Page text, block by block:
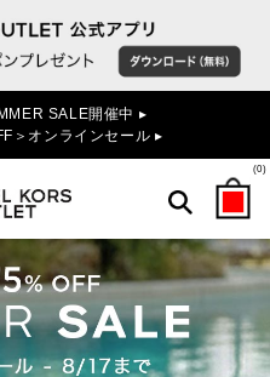
SALE開催中 ▸
＞オンラインセール ▸
(0)
検索